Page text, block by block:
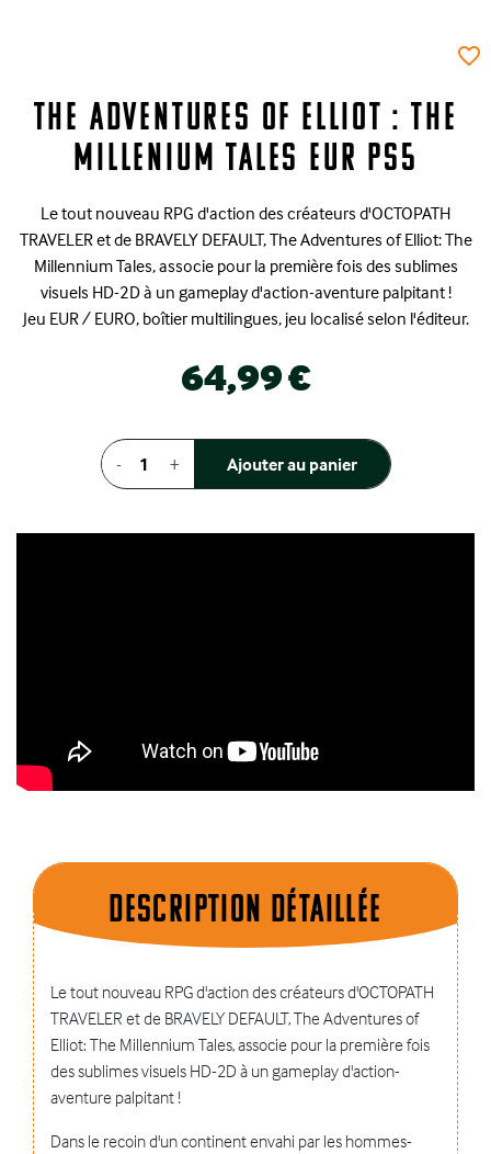
The Adventures Of Elliot : The
Millenium Tales EUR PS5
Le tout nouveau RPG d'action des créateurs d'OCTOPATH
TRAVELER et de BRAVELY DEFAULT, The Adventures of Elliot: The
Millennium Tales, associe pour la première fois des sublimes
visuels HD-2D à un gameplay d'action-aventure palpitant !
Jeu EUR / EURO, boîtier multilingues, jeu localisé selon l'éditeur.
64,99 €
- + Ajouter au panier
favorite_border
Description dÉtaillÉe
Le tout nouveau RPG d'action des créateurs d'OCTOPATH
TRAVELER et de BRAVELY DEFAULT, The Adventures of
Elliot: The Millennium Tales, associe pour la première fois
des sublimes visuels HD-2D à un gameplay d'action-
aventure palpitant !
Dans le recoin d'un continent envahi par les hommes-